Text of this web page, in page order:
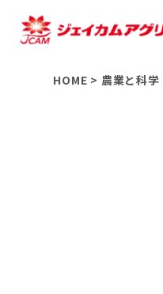
HOME > 農業と科学